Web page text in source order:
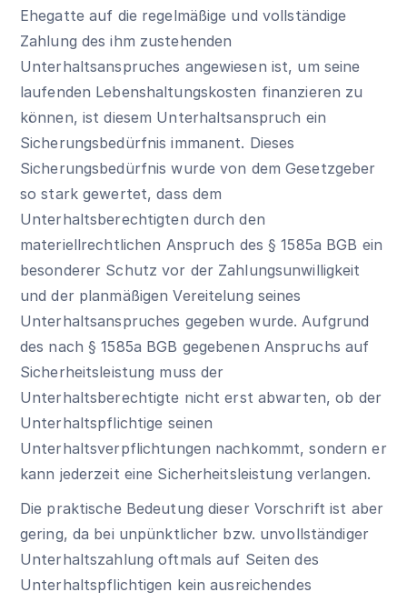
Ehegatte auf die regelmäßige und vollständige
Zahlung des ihm zustehenden
Unterhaltsanspruches angewiesen ist, um seine
laufenden Lebenshaltungskosten finanzieren zu
können, ist diesem Unterhaltsanspruch ein
Sicherungsbedürfnis immanent. Dieses
Sicherungsbedürfnis wurde von dem Gesetzgeber
so stark gewertet, dass dem
Unterhaltsberechtigten durch den
materiellrechtlichen Anspruch des§ 1585a BGB ein
besonderer Schutz vor der Zahlungsunwilligkeit
und der planmäßigen Vereitelung seines
Unterhaltsanspruches gegeben wurde. Aufgrund
des nach§ 1585a BGB gegebenen Anspruchs auf
Sicherheitsleistung muss der
Unterhaltsberechtigte nicht erst abwarten, ob der
Unterhaltspflichtige seinen
Unterhaltsverpflichtungen nachkommt, sondern er
kann jederzeit eine Sicherheitsleistung verlangen.
Die praktische Bedeutung dieser Vorschrift ist aber
gering, da bei unpünktlicher bzw. unvollständiger
Unterhaltszahlung oftmals auf Seiten des
Unterhaltspflichtigen kein ausreichendes